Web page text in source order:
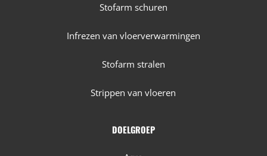
Stofarm schuren
Infrezen van vloerverwarmingen
Stofarm stralen
Strippen van vloeren
DOELGROEP